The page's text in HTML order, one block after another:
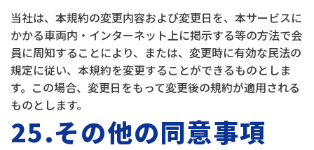
当社は、本規約の変更内容および変更日を、本サービスに
かかる車両内・インターネット上に掲示する等の方法で会
員に周知することにより、または、変更時に有効な民法の
規定に従い、本規約を変更することができるものとしま
す。この場合、変更日をもって変更後の規約が適用される
ものとします。
25.その他の同意事項